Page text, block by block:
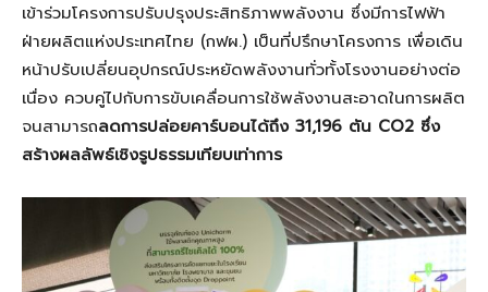
เข้าร่วมโครงการปรับปรุงประสิทธิภาพพลังงาน ซึ่งมีการไฟฟ้า
ฝ่ายผลิตแห่งประเทศไทย (กฟผ.) เป็นที่ปรึกษาโครงการ เพื่อเดิน
หน้าปรับเปลี่ยนอุปกรณ์ประหยัดพลังงานทั่วทั้งโรงงานอย่างต่อ
เนื่อง ควบคู่ไปกับการขับเคลื่อนการใช้พลังงานสะอาดในการผลิต
จนสามารถลดการปล่อยคาร์บอนได้ถึง 31,196 ตัน CO2 ซึ่ง
สร้างผลลัพธ์เชิงรูปธรรมเทียบเท่าการ